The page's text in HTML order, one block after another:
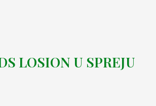
LOSION U SPREJU